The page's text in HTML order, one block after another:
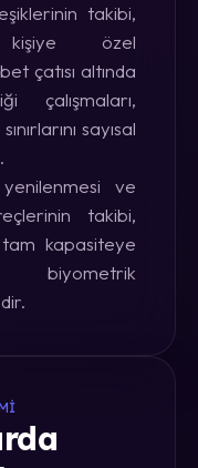
takibi,
kişiye özel
çatısı altında
çalışmaları,
sayısal
ve
takibi,
kapasiteye
biyometrik